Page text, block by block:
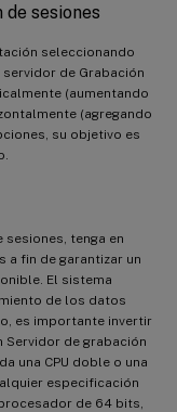
sesiones
seleccionando
de Grabación
(aumentando
(agregando
su objetivo es
sesiones, tenga en
a fin de garantizar un
El sistema
de los datos
es importante invertir
Servidor de grabación
una CPU doble o una
especificación
de 64 bits,